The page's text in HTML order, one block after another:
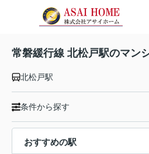
常磐緩行線 北松戸駅のマン
北松戸駅
条件から探す
おすすめの駅